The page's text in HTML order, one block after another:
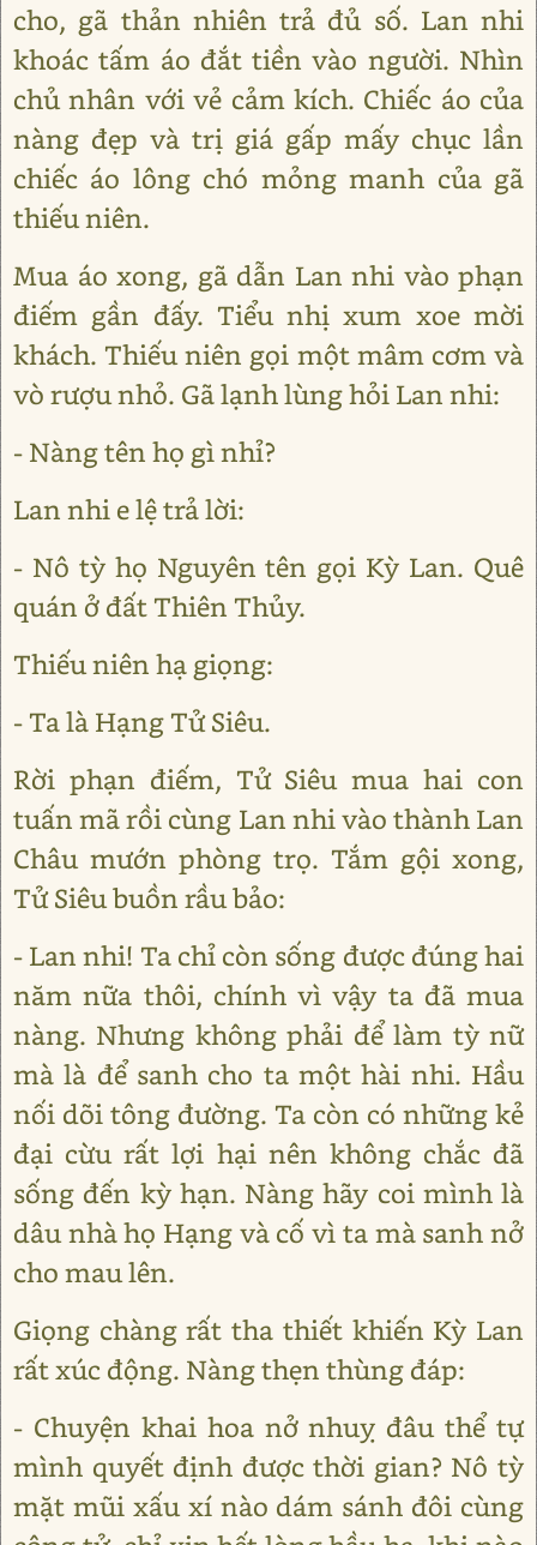
cho, gã thản nhiên trả đủ số. Lan nhi
khoác tấm áo đắt tiền vào người. Nhìn
chủ nhân với vẻ cảm kích. Chiếc áo của
nàng đẹp và trị giá gấp mấy chục lần
chiếc áo lông chó mỏng manh của gã
thiếu niên.
Mua áo xong, gã dẫn Lan nhi vào phạn
điếm gần đấy. Tiểu nhị xum xoe mời
khách. Thiếu niên gọi một mâm cơm và
vò rượu nhỏ. Gã lạnh lùng hỏi Lan nhi:
- Nàng tên họ gì nhỉ?
Lan nhi e lệ trả lời:
- Nô tỳ họ Nguyên tên gọi Kỳ Lan. Quê
quán ở đất Thiên Thủy.
Thiếu niên hạ giọng:
- Ta là Hạng Tử Siêu.
Rời phạn điếm, Tử Siêu mua hai con
tuấn mã rồi cùng Lan nhi vào thành Lan
Châu mướn phòng trọ. Tắm gội xong,
Tử Siêu buồn rầu bảo:
- Lan nhi! Ta chỉ còn sống được đúng hai
năm nữa thôi, chính vì vậy ta đã mua
nàng. Nhưng không phải để làm tỳ nữ
mà là để sanh cho ta một hài nhi. Hầu
nối dõi tông đường. Ta còn có những kẻ
đại cừu rất lợi hại nên không chắc đã
sống đến kỳ hạn. Nàng hãy coi mình là
dâu nhà họ Hạng và cố vì ta mà sanh nở
cho mau lên.
Giọng chàng rất tha thiết khiến Kỳ Lan
rất xúc động. Nàng thẹn thùng đáp:
- Chuyện khai hoa nở nhuỵ đâu thể tự
mình quyết định được thời gian? Nô tỳ
mặt mũi xấu xí nào dám sánh đôi cùng